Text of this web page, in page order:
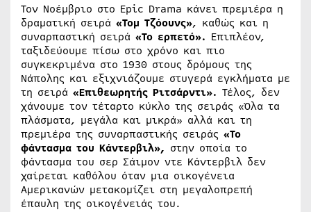
Τον Νοέμβριο στο Epic Drama κάνει πρεμιέρα η
δραματική σειρά «Τομ Τζόουνς», καθώς και η
συναρπαστική σειρά «Το ερπετό». Επιπλέον,
ταξιδεύουμε πίσω στο χρόνο και πιο
συγκεκριμένα στο 1930 στους δρόμους της
Νάπολης και εξιχνιάζουμε στυγερά εγκλήματα με
τη σειρά «Επιθεωρητής Ριτσάρντι». Τέλος, δεν
χάνουμε τον τέταρτο κύκλο της σειράς «Όλα τα
πλάσματα, μεγάλα και μικρά» αλλά και τη
πρεμιέρα της συναρπαστικής σειράς «Το
φάντασμα του Κάντερβιλ», στην οποία το
φάντασμα του σερ Σάιμον ντε Κάντερβιλ δεν
χαίρεται καθόλου όταν μια οικογένεια
Αμερικανών μετακομίζει στη μεγαλοπρεπή
έπαυλη της οικογένειάς του.